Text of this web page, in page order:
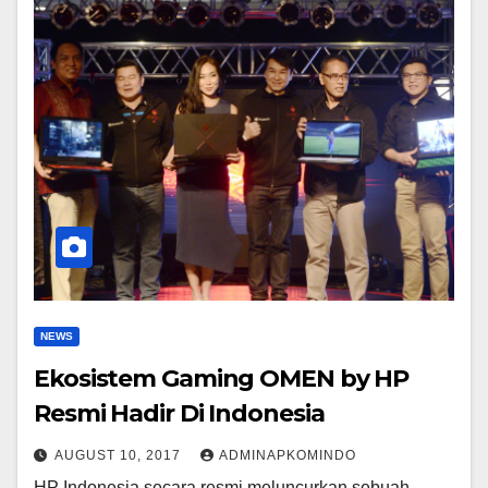
NEWS
Ekosistem Gaming OMEN by HP
Resmi Hadir Di Indonesia
AUGUST 10, 2017 ADMINAPKOMINDO